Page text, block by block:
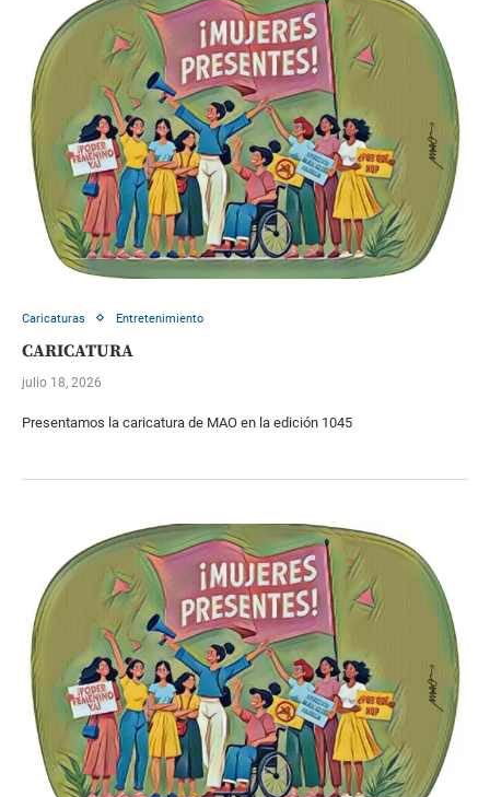
Caricaturas Entretenimiento
CARICATURA
julio 18, 2026
Presentamos la caricatura de MAO en la edición 1045